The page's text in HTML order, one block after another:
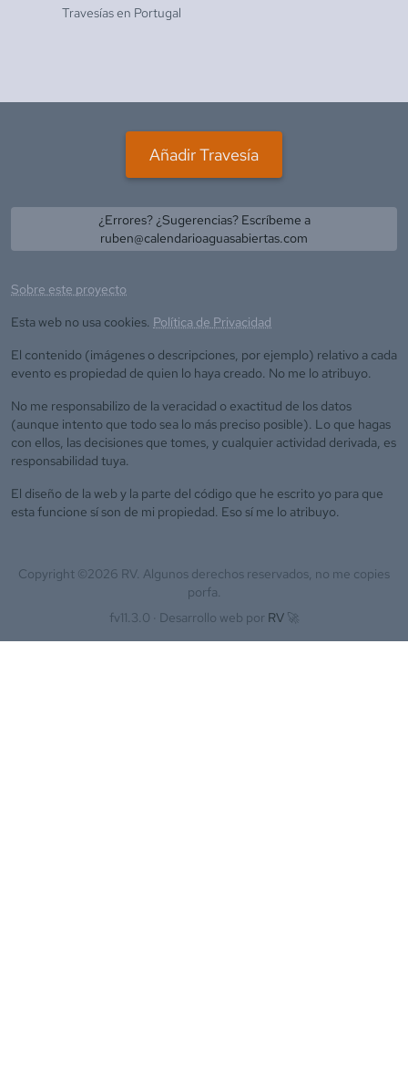
Travesías en Portugal
Añadir Travesía
¿Errores? ¿Sugerencias? Escríbeme a
ruben@calendarioaguasabiertas.com
Sobre este proyecto
Esta web no usa cookies. Política de Privacidad
El contenido (imágenes o descripciones, por ejemplo) relativo a cada
evento es propiedad de quien lo haya creado. No me lo atribuyo.
No me responsabilizo de la veracidad o exactitud de los datos
(aunque intento que todo sea lo más preciso posible). Lo que hagas
con ellos, las decisiones que tomes, y cualquier actividad derivada, es
responsabilidad tuya.
El diseño de la web y la parte del código que he escrito yo para que
esta funcione sí son de mi propiedad. Eso sí me lo atribuyo.
Copyright ©2026 RV. Algunos derechos reservados, no me copies
porfa.
fv11.3.0 · Desarrollo web por RV 🚀